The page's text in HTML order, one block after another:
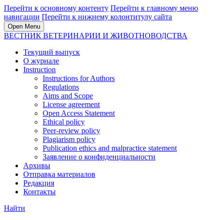
Перейти к основному контенту Перейти к главному меню
навигации Перейти к нижнему колонтитулу сайта
Open Menu
ВЕСТНИК ВЕТЕРИНАРИИ И ЖИВОТНОВОДСТВА
Текущий выпуск
О журнале
Instruction
Instructions for Authors
Regulations
Aims and Scope
License agreement
Open Access Statement
Ethical policy
Peer-review policy
Plagiarism policy
Publication ethics and malpractice statement
Заявление о конфиденциальности
Архивы
Отправка материалов
Редакция
Контакты
Найти